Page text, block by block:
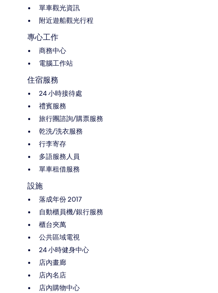
單車觀光資訊
附近遊船觀光行程
專心工作
商務中心
電腦工作站
住宿服務
24 小時接待處
禮賓服務
旅行團諮詢/購票服務
乾洗/洗衣服務
行李寄存
多語服務人員
單車租借服務
設施
落成年份 2017
自動櫃員機/銀行服務
櫃台夾萬
公共區域電視
24 小時健身中心
店內畫廊
店內名店
店內購物中心